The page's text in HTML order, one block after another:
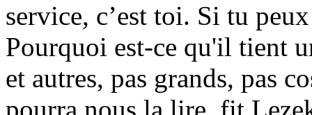
service, c’est toi. Si tu
Pourquoi est-ce qu'il tient
et autres, pas grands, pas